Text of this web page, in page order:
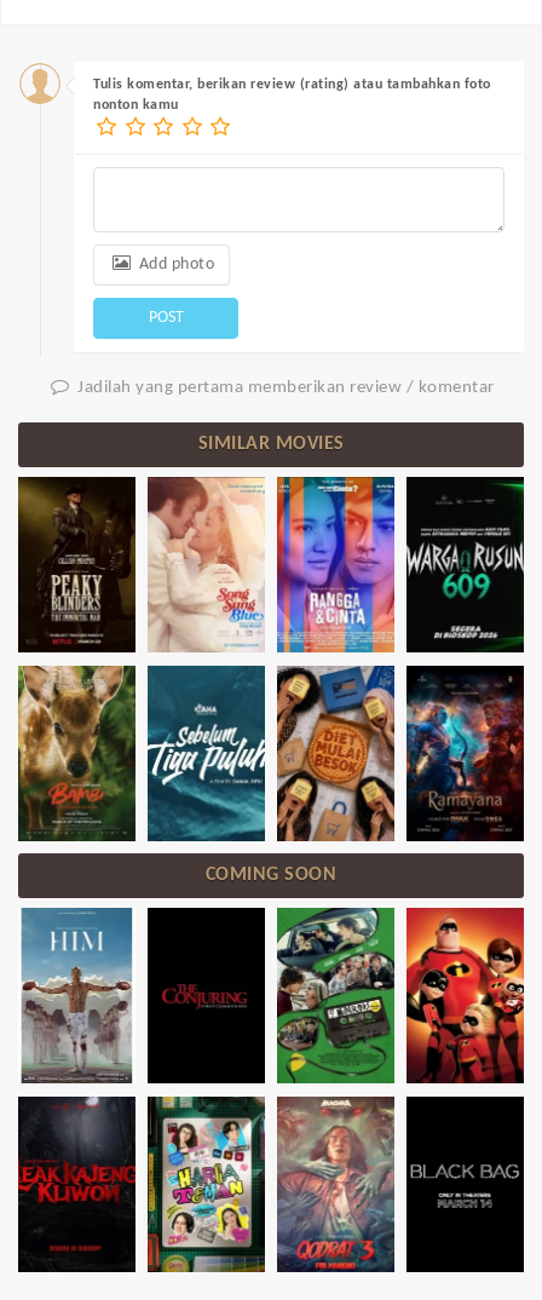
Tulis komentar, berikan review (rating) atau tambahkan foto
nonton kamu
Add photo
POST
Jadilah yang pertama memberikan review / komentar
SIMILAR MOVIES
COMING SOON